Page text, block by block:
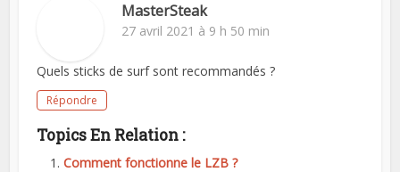
MasterSteak
27 avril 2021 à 9 h 50 min
Quels sticks de surf sont recommandés ?
Répondre
Topics En Relation :
Comment fonctionne le LZB ?